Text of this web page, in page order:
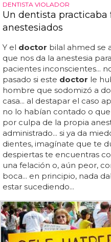
DENTISTA VIOLADOR
Un dentista practicaba
anestesiados
Y el doctor bilal ahmed se
que nos da la anestesia
pacientes inconscientes...
pasado si este doctor le
hombre que sodomizó a
casa... al destapar el caso
no lo habían contado o
por culpa de la propia
administrado... si ya da
dientes, imagínate que te
despiertas te encuentras
una felación o, aún peor,
boca... en principio, nada
estar sucediendo...